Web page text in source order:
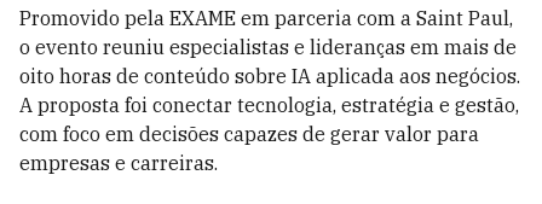
Promovido pela EXAME em parceria com a Saint Paul,
o evento reuniu especialistas e lideranças em mais de
oito horas de conteúdo sobre IA aplicada aos negócios.
A proposta foi conectar tecnologia, estratégia e gestão,
com foco em decisões capazes de gerar valor para
empresas e carreiras.